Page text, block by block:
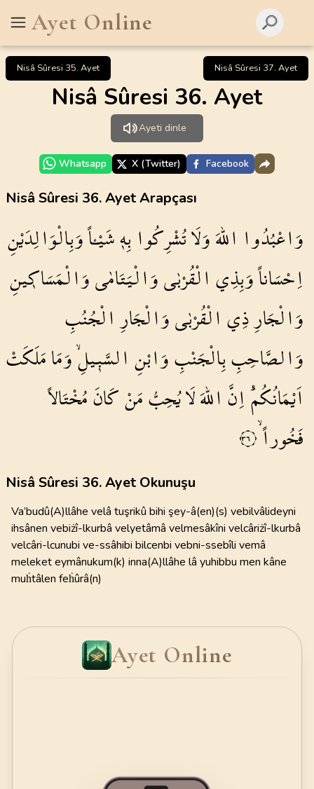
Ayet Online
Nisâ Sûresi 35. Ayet Nisâ Sûresi 37. Ayet
Nisâ Sûresi 36. Ayet
Ayeti dinle
Whatsapp X (Twitter) Facebook
Nisâ Sûresi 36. Ayet Arapçası
وَاعْبُدُوا اللّٰهَوَلَاتُشْرِكُوابِه۪شَيْـٔاًوَبِالْوَالِدَيْنِ
اِحْسَاناًوَبِذِيالْقُرْبٰىوَالْيَتَامٰىوَالْمَسَاك۪ينِ
وَالْجَارِذِيالْقُرْبٰىوَالْجَارِالْجُنُبِ
وَالصَّاحِبِبِالْجَنْبِوَابْنِالسَّب۪يلِۙوَمَامَلَكَتْ
اَيْمَانُكُمْۜاِنَّاللّٰهَلَايُحِبُّمَنْكَانَمُخْتَالاً
فَخُوراًۙ ٣٦
Nisâ Sûresi 36. Ayet Okunuşu
Va’budû(A)llâhe velâ tuşrikû bihi şey-â(en)(s) vebilvâlideyni
ihsânen vebiżî-lkurbâ velyetâmâ velmesâkîni velcâriżî-lkurbâ
velcâri-lcunubi ve-ssâhibi bilcenbi vebni-ssebîli vemâ
meleket eymânukum(k) inna(A)llâhe lâ yuhibbu men kâne
muḣtâlen feḣûrâ(n)
Ayet Online